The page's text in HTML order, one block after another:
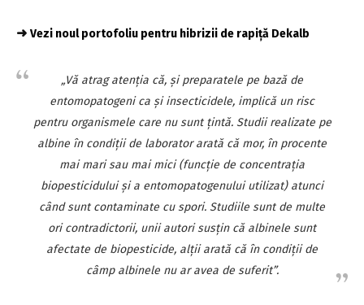
➜ Vezi noul portofoliu pentru hibrizii de rapiță Dekalb
„Vă atrag atenția că, și preparatele pe bază de
entomopatogeni ca și insecticidele, implică un risc
pentru organismele care nu sunt țintă. Studii realizate pe
albine în condiții de laborator arată că mor, în procente
mai mari sau mai mici (funcție de concentrația
biopesticidului și a entomopatogenului utilizat) atunci
când sunt contaminate cu spori. Studiile sunt de multe
ori contradictorii, unii autori susțin că albinele sunt
afectate de biopesticide, alții arată că în condiții de
câmp albinele nu ar avea de suferit”.